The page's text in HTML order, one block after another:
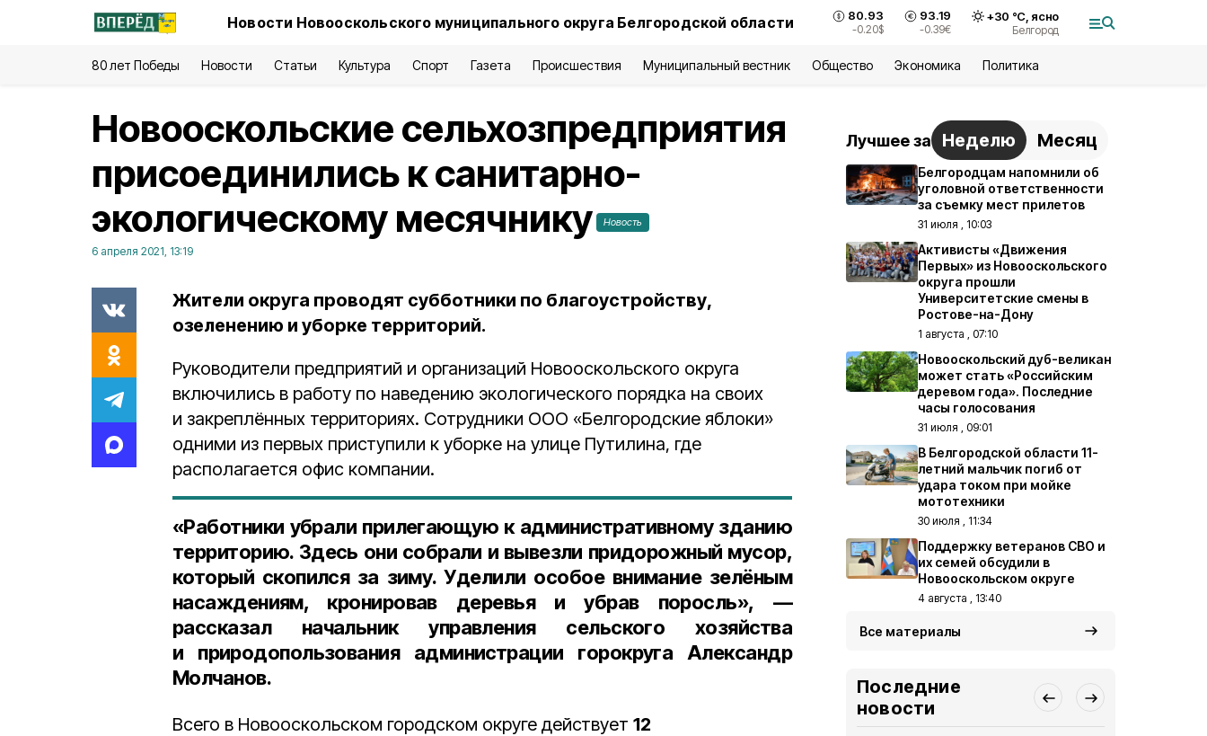
Новости Новооскольского муниципального округа Белгородской области 80.93
-0.20$
93.19
-0.39€
+30 °С, ясно
Белгород
80 лет Победы Новости Статьи Культура Спорт Газета Происшествия Муниципальный вестник Общество Экономика Политика
Новооскольские сельхозпредприятия
присоединились к санитарно-
экологическому месячнику
Новость
6 апреля 2021, 13:19
Жители округа проводят субботники по благоустройству,
озеленению и уборке территорий.
Руководители предприятий и организаций Новооскольского округа
включились в работу по наведению экологического порядка на своих
и закреплённых территориях. Сотрудники ООО «Белгородские яблоки»
одними из первых приступили к уборке на улице Путилина, где
располагается офис компании.
«Работники убрали прилегающую к административному зданию
территорию. Здесь они собрали и вывезли придорожный мусор,
который скопился за зиму. Уделили особое внимание зелёным
насаждениям, кронировав деревья и убрав поросль», —
рассказал начальник управления сельского хозяйства
и природопользования администрации горокруга Александр
Молчанов.
Всего в Новооскольском городском округе действует 12
Лучшее за Неделю Месяц
Белгородцам напомнили об
уголовной ответственности
за съемку мест прилетов
31 июля , 10:03
Активисты «Движения
Первых» из Новооскольского
округа прошли
Университетские смены в
Ростове-на-Дону
1 августа , 07:10
Новооскольский дуб-великан
может стать «Российским
деревом года». Последние
часы голосования
31 июля , 09:01
В Белгородской области 11-
летний мальчик погиб от
удара током при мойке
мототехники
30 июля , 11:34
Поддержку ветеранов СВО и
их семей обсудили в
Новооскольском округе
4 августа , 13:40
Все материалы
Последние
новости